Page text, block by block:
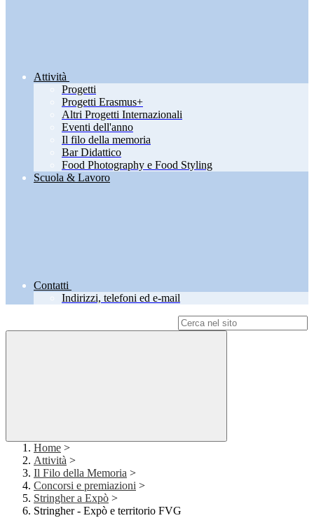
Attività
Progetti
Progetti Erasmus+
Altri Progetti Internazionali
Eventi dell'anno
Il filo della memoria
Bar Didattico
Food Photography e Food Styling
Scuola & Lavoro
Contatti
Indirizzi, telefoni ed e-mail
Home >
Attività >
Il Filo della Memoria >
Concorsi e premiazioni >
Stringher a Expò >
Stringher - Expò e territorio FVG